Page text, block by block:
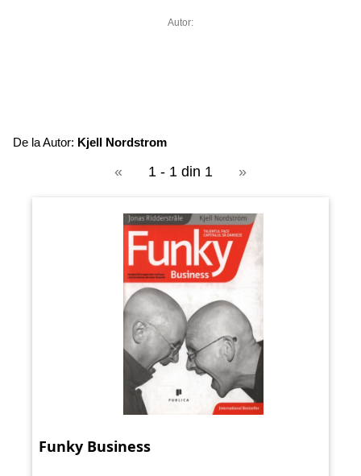
Autor:
De la Autor: Kjell Nordstrom
« 1 - 1 din 1 »
Funky Business